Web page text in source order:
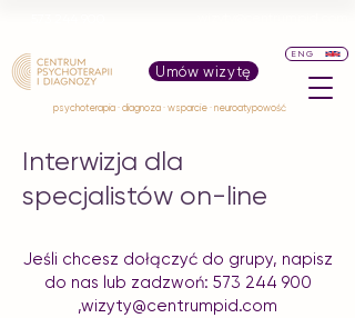
psychoterapia · diagnoza · wsparcie · neuroatypowość
Umów wizytę
ENG
Interwizja dla
specjalistów on-line
Jeśli chcesz dołączyć do grupy, napisz
do nas lub zadzwoń: 573 244 900
,wizyty@centrumpid.com